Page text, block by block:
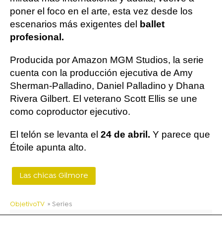
poner el foco en el arte, esta vez desde los
escenarios más exigentes del
ballet
profesional.
Producida por Amazon MGM Studios, la serie
cuenta con la producción ejecutiva de Amy
Sherman-Palladino, Daniel Palladino y Dhana
Rivera Gilbert. El veterano Scott Ellis se une
como coproductor ejecutivo.
El telón se levanta el 24 de abril. Y parece que
Étoile apunta alto.
Las chicas Gilmore
ObjetivoTV » Series